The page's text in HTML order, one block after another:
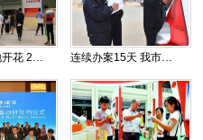
扶贫车间遍地开花 2017全国网络媒体走进鄄城 连续办案15天 我市民警田元牺牲在工作一线